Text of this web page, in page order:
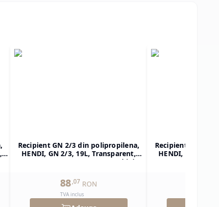
Recipient GN 2/3 din polipropilena,
HENDI, GN 2/3, 19L, Transparent,
354x325x(H)200mm, Dreptunghiular
88,07 RON
TVA inclus
Recipient GN 1/2
HENDI, GN 1/2,